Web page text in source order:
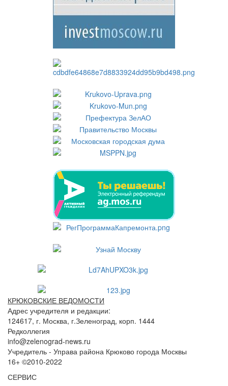
КРЮКОВСКИЕ ВЕДОМОСТИ
Адрес учредителя и редакции:
124617, г. Москва, г.Зеленоград, корп. 1444
Редколлегия
info@zelenograd-news.ru
Учредитель - Управа района Крюково города Москвы
16+ ©2010-2022
СЕРВИС